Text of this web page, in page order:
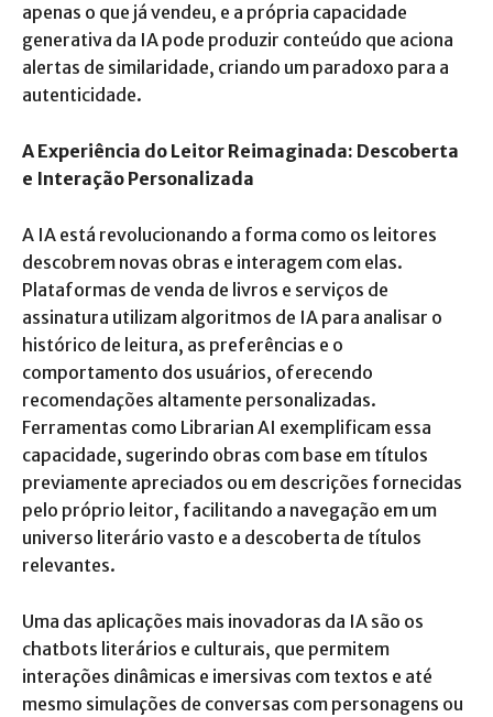
apenas o que já vendeu, e a própria capacidade
generativa da IA pode produzir conteúdo que aciona
alertas de similaridade, criando um paradoxo para a
autenticidade.
A Experiência do Leitor Reimaginada: Descoberta
e Interação Personalizada
A IA está revolucionando a forma como os leitores
descobrem novas obras e interagem com elas.
Plataformas de venda de livros e serviços de
assinatura utilizam algoritmos de IA para analisar o
histórico de leitura, as preferências e o
comportamento dos usuários, oferecendo
recomendações altamente personalizadas.
Ferramentas como Librarian AI exemplificam essa
capacidade, sugerindo obras com base em títulos
previamente apreciados ou em descrições fornecidas
pelo próprio leitor, facilitando a navegação em um
universo literário vasto e a descoberta de títulos
relevantes.
Uma das aplicações mais inovadoras da IA são os
chatbots literários e culturais, que permitem
interações dinâmicas e imersivas com textos e até
mesmo simulações de conversas com personagens ou